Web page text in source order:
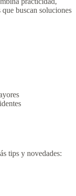
buscan soluciones
tips y novedades: